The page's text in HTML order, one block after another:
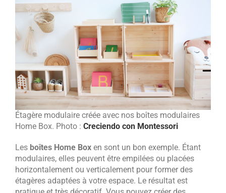
Étagère modulaire créée avec nos boîtes modulaires
Home Box. Photo : Creciendo con Montessori
Les boîtes Home Box en sont un bon exemple. Étant
modulaires, elles peuvent être empilées ou placées
horizontalement ou verticalement pour former des
étagères adaptées à votre espace. Le résultat est